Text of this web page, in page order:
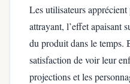
Les utilisateurs
attrayant, l’effet apaisant
du produit dans le temps.
satisfaction de voir leur
projections et les